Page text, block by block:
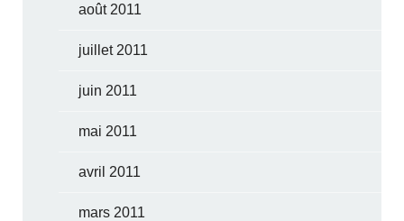
août 2011
juillet 2011
juin 2011
mai 2011
avril 2011
mars 2011